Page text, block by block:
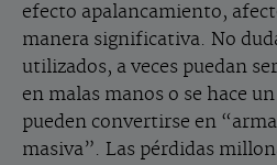
efecto apalancamiento,
manera significativa. No
utilizados, a veces puedan
en malas manos o se hace
pueden convertirse en
masiva”. Las pérdidas